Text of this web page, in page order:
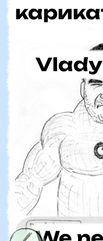
Vlady